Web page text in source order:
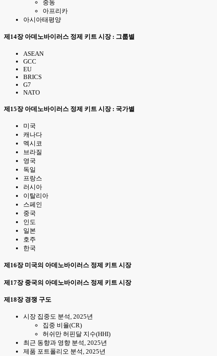
중동
아프리카
아시아태평양
제14장 아데노바이러스 정제 키트 시장 : 그룹별
ASEAN
GCC
EU
BRICS
G7
NATO
제15장 아데노바이러스 정제 키트 시장 : 국가별
미국
캐나다
멕시코
브라질
영국
독일
프랑스
러시아
이탈리아
스페인
중국
인도
일본
호주
한국
제16장 미국의 아데노바이러스 정제 키트 시장
제17장 중국의 아데노바이러스 정제 키트 시장
제18장 경쟁 구도
시장 집중도 분석, 2025년
집중 비율(CR)
허쉬만 허핀달 지수(HHI)
최근 동향과 영향 분석, 2025년
제품 포트폴리오 분석, 2025년